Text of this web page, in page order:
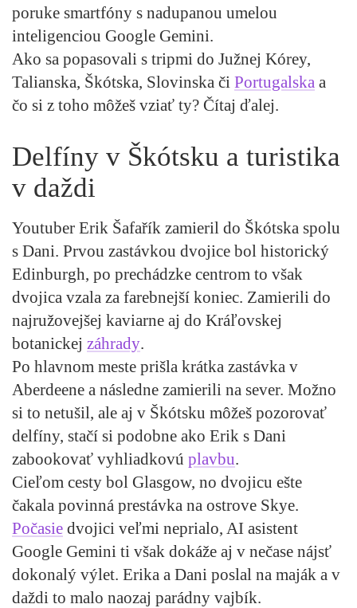
poruke smartfóny s nadupanou umelou
inteligenciou Google Gemini.
Ako sa popasovali s tripmi do Južnej Kórey,
Talianska, Škótska, Slovinska či Portugalska a
čo si z toho môžeš vziať ty? Čítaj ďalej.
Delfíny v Škótsku a turistika
v daždi
Youtuber Erik Šafařík zamieril do Škótska spolu
s Dani. Prvou zastávkou dvojice bol historický
Edinburgh, po prechádzke centrom to však
dvojica vzala za farebnejší koniec. Zamierili do
najružovejšej kaviarne aj do Kráľovskej
botanickej záhrady.
Po hlavnom meste prišla krátka zastávka v
Aberdeene a následne zamierili na sever. Možno
si to netušil, ale aj v Škótsku môžeš pozorovať
delfíny, stačí si podobne ako Erik s Dani
zabookovať vyhliadkovú plavbu.
Cieľom cesty bol Glasgow, no dvojicu ešte
čakala povinná prestávka na ostrove Skye.
Počasie dvojici veľmi neprialo, AI asistent
Google Gemini ti však dokáže aj v nečase nájsť
dokonalý výlet. Erika a Dani poslal na maják a v
daždi to malo naozaj parádny vajbík.